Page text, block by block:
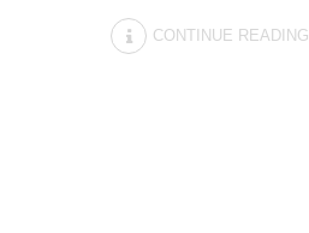
CONTINUE READING